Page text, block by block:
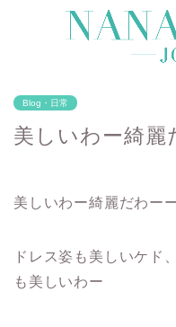
Blog・日常
美しいわー綺麗
美しいわー綺麗だわー
ドレス姿も美しいケド
も美しいわー